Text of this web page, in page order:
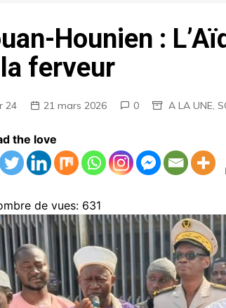
AGENDA
EMPLOIS
Hounien :
ferveur
24 21 mars 2026 0 A LA UNE,
the love
de vues: 631